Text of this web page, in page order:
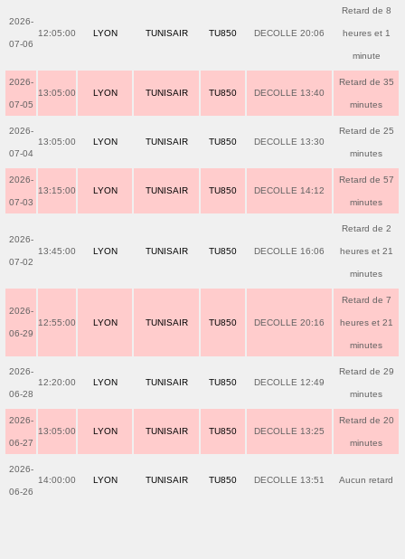
2026-
07-06
12:05:00 LYON TUNISAIR TU850 DECOLLE 20:06
Retard de 8
heures et 1
minute
2026-
07-05
13:05:00 LYON TUNISAIR TU850 DECOLLE 13:40
Retard de 35
minutes
2026-
07-04
13:05:00 LYON TUNISAIR TU850 DECOLLE 13:30
Retard de 25
minutes
2026-
07-03
13:15:00 LYON TUNISAIR TU850 DECOLLE 14:12
Retard de 57
minutes
2026-
07-02
13:45:00 LYON TUNISAIR TU850 DECOLLE 16:06
Retard de 2
heures et 21
minutes
2026-
06-29
12:55:00 LYON TUNISAIR TU850 DECOLLE 20:16
Retard de 7
heures et 21
minutes
2026-
06-28
12:20:00 LYON TUNISAIR TU850 DECOLLE 12:49
Retard de 29
minutes
2026-
06-27
13:05:00 LYON TUNISAIR TU850 DECOLLE 13:25
Retard de 20
minutes
2026-
06-26
14:00:00 LYON TUNISAIR TU850 DECOLLE 13:51 Aucun retard